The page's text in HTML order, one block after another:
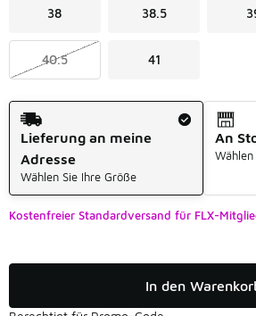
38 38.5
40.5 41
Versandart
Lieferung an meine
Adresse
Wählen Sie Ihre Größe
An
Kostenfreier Standardversand für FLX-
In den